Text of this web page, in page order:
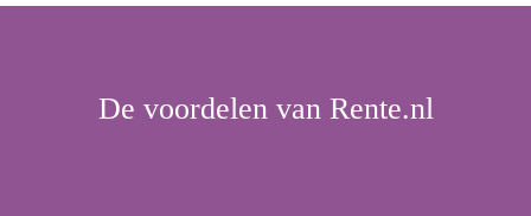
De voordelen van Rente.nl